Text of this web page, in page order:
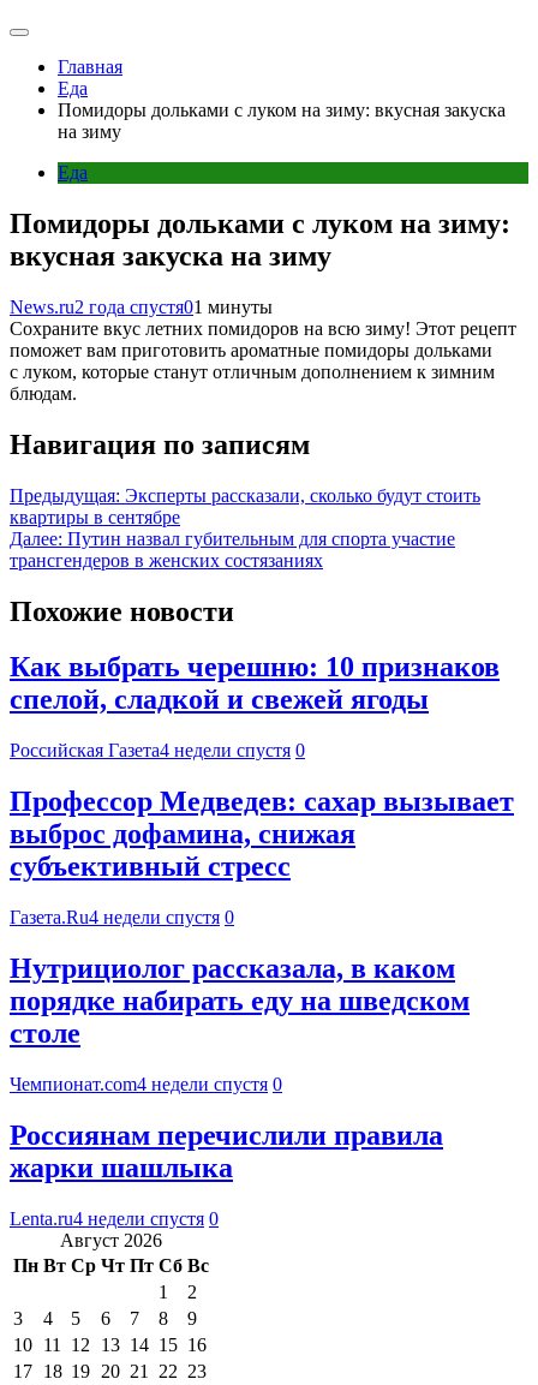
Главная
Еда
Помидоры дольками с луком на зиму: вкусная закуска
на зиму
Еда
Помидоры дольками с луком на зиму:
вкусная закуска на зиму
News.ru2 года спустя01 минуты
Сохраните вкус летних помидоров на всю зиму! Этот рецепт
поможет вам приготовить ароматные помидоры дольками
с луком, которые станут отличным дополнением к зимним
блюдам.
Навигация по записям
Предыдущая: Эксперты рассказали, сколько будут стоить
квартиры в сентябре
Далее: Путин назвал губительным для спорта участие
трансгендеров в женских состязаниях
Похожие новости
Как выбрать черешню: 10 признаков
спелой, сладкой и свежей ягоды
Российская Газета4 недели спустя 0
Профессор Медведев: сахар вызывает
выброс дофамина, снижая
субъективный стресс
Газета.Ru4 недели спустя 0
Нутрициолог рассказала, в каком
порядке набирать еду на шведском
столе
Чемпионат.com4 недели спустя 0
Россиянам перечислили правила
жарки шашлыка
Lenta.ru4 недели спустя 0
Август 2026
Пн Вт Ср Чт Пт Сб Вс
1
2
3
4 5 6 7 8
9
10 11 12 13 14 15 16
17 18 19 20 21 22 23